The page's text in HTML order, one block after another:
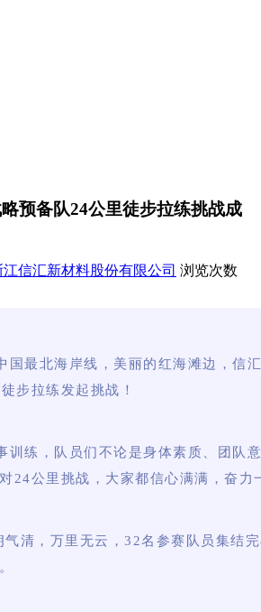
预备队24公里徒步拉练挑战成
江信汇新材料股份有限公司 浏览次数
国最北海岸线，美丽的红海滩边，信
步拉练发起挑战！
训练，队员们不论是身体素质、团队
24公里挑战，大家都信心满满，奋力
气清，万里无云，32名参赛队员集结